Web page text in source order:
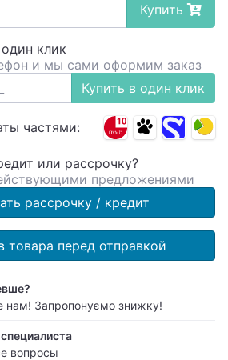
Купить
клик
и мы сами оформим заказ
Купить в один клик
частями:
или рассрочку?
предложениями
рассрочку / кредит
товара перед отправкой
нам! Запропонуємо знижку!
вопросы